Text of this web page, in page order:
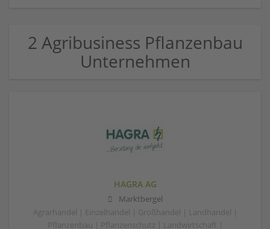
2 Agribusiness Pflanzenbau
Unternehmen
HAGRA AG
Marktbergel
Agrarhandel | Einzelhandel | Großhandel | Landhandel |
Pflanzenbau | Pflanzenschutz | Landwirtschaft |